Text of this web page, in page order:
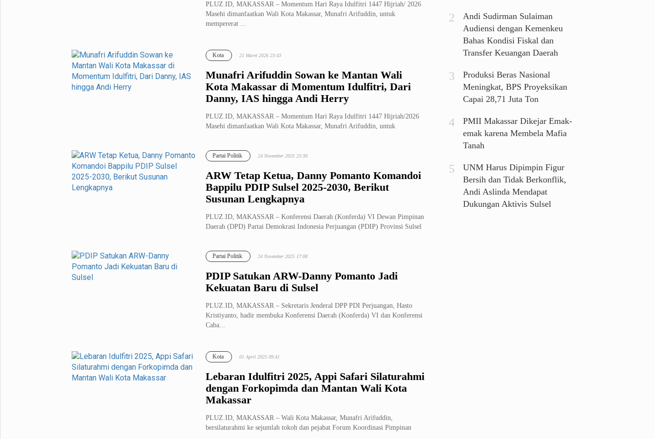
Hukum & Kriminal
Internasional
Citizen
Pemerintahan
Bulutangkis
Parenting
PLUZ.ID, MAKASSAR – Momentum Hari Raya Idulfitri 1447 Hijriah/ 2026
Masehi dimanfaatkan Wali Kota Makassar, Munafri Arifuddin, untuk
mempererat ...
Munafri Arifuddin Sowan ke Mantan Wali
Kota Makassar di Momentum Idulfitri, Dari
Danny, IAS hingga Andi Herry
Kota 21 Maret 2026 23:43
PLUZ.ID, MAKASSAR – Momentum Hari Raya Idulfitri 1447 Hijriah/2026
Masehi dimanfaatkan Wali Kota Makassar, Munafri Arifuddin, untuk
ARW Tetap Ketua, Danny Pomanto Komandoi
Bappilu PDIP Sulsel 2025-2030, Berikut
Susunan Lengkapnya
Partai Politik 24 November 2025 23:30
PLUZ.ID, MAKASSAR – Konferensi Daerah (Konferda) VI Dewan Pimpinan
Daerah (DPD) Partai Demokrasi Indonesia Perjuangan (PDIP) Provinsi Sulsel
PDIP Satukan ARW-Danny Pomanto Jadi
Kekuatan Baru di Sulsel
Partai Politik 24 November 2025 17:08
PLUZ.ID, MAKASSAR – Sekretaris Jenderal DPP PDI Perjuangan, Hasto
Kristiyanto, hadir membuka Konferensi Daerah (Konferda) VI dan Konferensi
Caba...
Lebaran Idulfitri 2025, Appi Safari Silaturahmi
dengan Forkopimda dan Mantan Wali Kota
Makassar
Kota 01 April 2025 09:41
PLUZ.ID, MAKASSAR – Wali Kota Makassar, Munafri Arifuddin,
bersilaturahmi ke sejumlah tokoh dan pejabat Forum Koordinasi Pimpinan
Andi Sudirman Sulaiman
Audiensi dengan Kemenkeu
Bahas Kondisi Fiskal dan
Transfer Keuangan Daerah
Produksi Beras Nasional
Meningkat, BPS Proyeksikan
Capai 28,71 Juta Ton
PMII Makassar Dikejar Emak-
emak karena Membela Mafia
Tanah
UNM Harus Dipimpin Figur
Bersih dan Tidak Berkonflik,
Andi Aslinda Mendapat
Dukungan Aktivis Sulsel